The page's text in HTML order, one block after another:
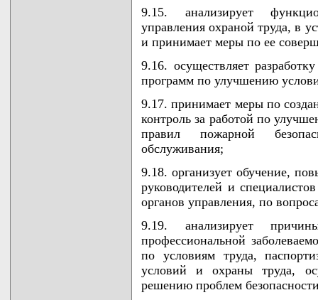
9.15. анализирует
управления охраной труда, в
и принимает меры по ее
9.16. осуществляет
программ по улучшению
9.17. принимает меры по
контроль за работой по
правил пожарной
обслуживания;
9.18. организует обучение,
руководителей и
органов управления, по
9.19. анализирует
профессиональной
по условиям труда,
условий и охраны труда,
решению проблем